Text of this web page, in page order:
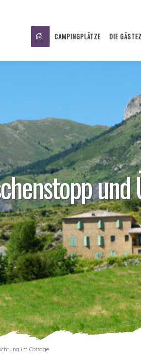
CAMPINGPLÄTZE DIE
im Cottage